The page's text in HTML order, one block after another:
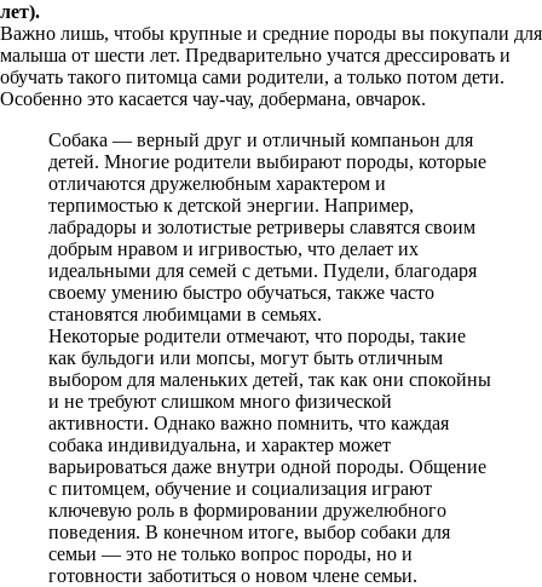
лет).
Важно лишь, чтобы крупные и средние породы вы покупали для
малыша от шести лет. Предварительно учатся дрессировать и
обучать такого питомца сами родители, а только потом дети.
Особенно это касается чау-чау, добермана, овчарок.
Собака — верный друг и отличный компаньон для
детей. Многие родители выбирают породы, которые
отличаются дружелюбным характером и
терпимостью к детской энергии. Например,
лабрадоры и золотистые ретриверы славятся своим
добрым нравом и игривостью, что делает их
идеальными для семей с детьми. Пудели, благодаря
своему умению быстро обучаться, также часто
становятся любимцами в семьях.
Некоторые родители отмечают, что породы, такие
как бульдоги или мопсы, могут быть отличным
выбором для маленьких детей, так как они спокойны
и не требуют слишком много физической
активности. Однако важно помнить, что каждая
собака индивидуальна, и характер может
варьироваться даже внутри одной породы. Общение
с питомцем, обучение и социализация играют
ключевую роль в формировании дружелюбного
поведения. В конечном итоге, выбор собаки для
семьи — это не только вопрос породы, но и
готовности заботиться о новом члене семьи.